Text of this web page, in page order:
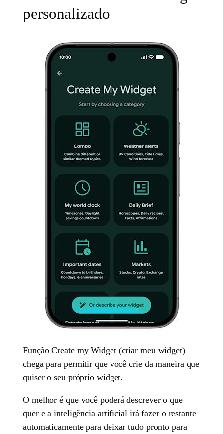
personalizado
Função Create my Widget (criar meu widget)
chega para permitir que você crie da maneira que
quiser o seu próprio widget.
O melhor é que você poderá descrever o que
quer e a inteligência artificial irá fazer o restante
automaticamente para deixar tudo pronto para